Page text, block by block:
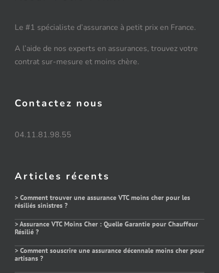
Le #1 spécialiste d’assurance à petit prix en France.
A l’aide de nos experts en assurances, trouvez votre
contrat sur-mesure et moins chère.
Articles récents
> Comment trouver une assurance VTC moins cher pour les
résiliés sinistres ?
> Assurance VTC Moins Cher : Quelle Garantie pour Chauffeur
Résilié ?
> Comment souscrire une assurance décennale moins cher pour
artisans ?
Contactez nous
04.11.81.98.55